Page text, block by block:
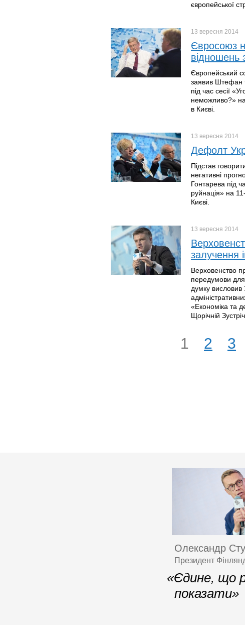
європейської
13 вересня 2014
Євросоюз
відношень
Європейський
заявив Штефан
під час сесії
неможливо?» на
в Києві.
13 вересня 2014
Дефолт
Підстав
негативні
Гонтарева під
руйнація» на
Києві.
13 вересня 2014
залучення
Верховенство
передумови для
думку висловив
«Економіка та
Щорічній
1 2 3
Олександр
Президент
«Єдине, що
показати»